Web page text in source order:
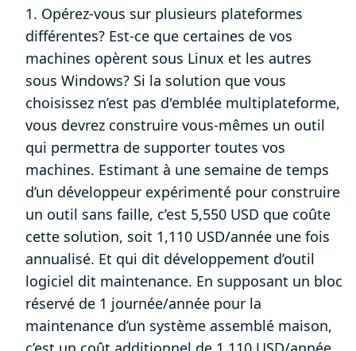
1. Opérez-vous sur plusieurs plateformes
différentes? Est-ce que certaines de vos
machines opèrent sous Linux et les autres
sous Windows? Si la solution que vous
choisissez n’est pas d'emblée multiplateforme,
vous devrez construire vous-mêmes un outil
qui permettra de supporter toutes vos
machines. Estimant à une semaine de temps
d’un développeur expérimenté pour construire
un outil sans faille, c’est 5,550 USD que coûte
cette solution, soit 1,110 USD/année une fois
annualisé. Et qui dit développement d’outil
logiciel dit maintenance. En supposant un bloc
réservé de 1 journée/année pour la
maintenance d’un système assemblé maison,